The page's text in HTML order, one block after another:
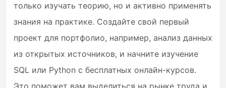
только изучать теорию, но и активно применять
знания на практике. Создайте свой первый
проект для портфолио, например, анализ данных
из открытых источников, и начните изучение
SQL или Python с бесплатных онлайн-курсов.